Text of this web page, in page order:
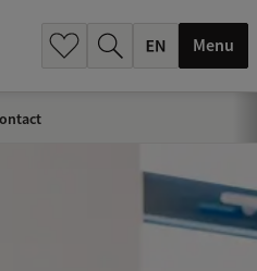
Menu